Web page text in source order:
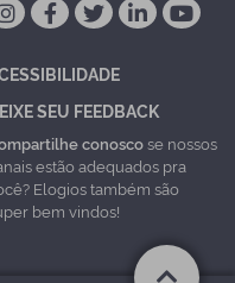
SEU FEEDBACK
conoscose nossos
estão adequados pra
Elogios também são
bem vindos!